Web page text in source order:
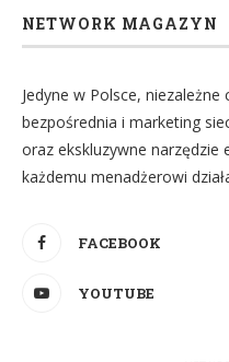
NETWORK MAGAZYN
Jedyne w Polsce,
bezpośrednia i marketing
oraz ekskluzywne narzędzie
każdemu menadżerowi
FACEBOOK
YOUTUBE